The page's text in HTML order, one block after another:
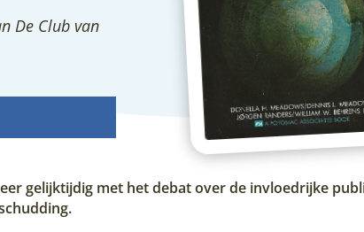
De Club van
gelijktijdig met het debat over de invloedrijke